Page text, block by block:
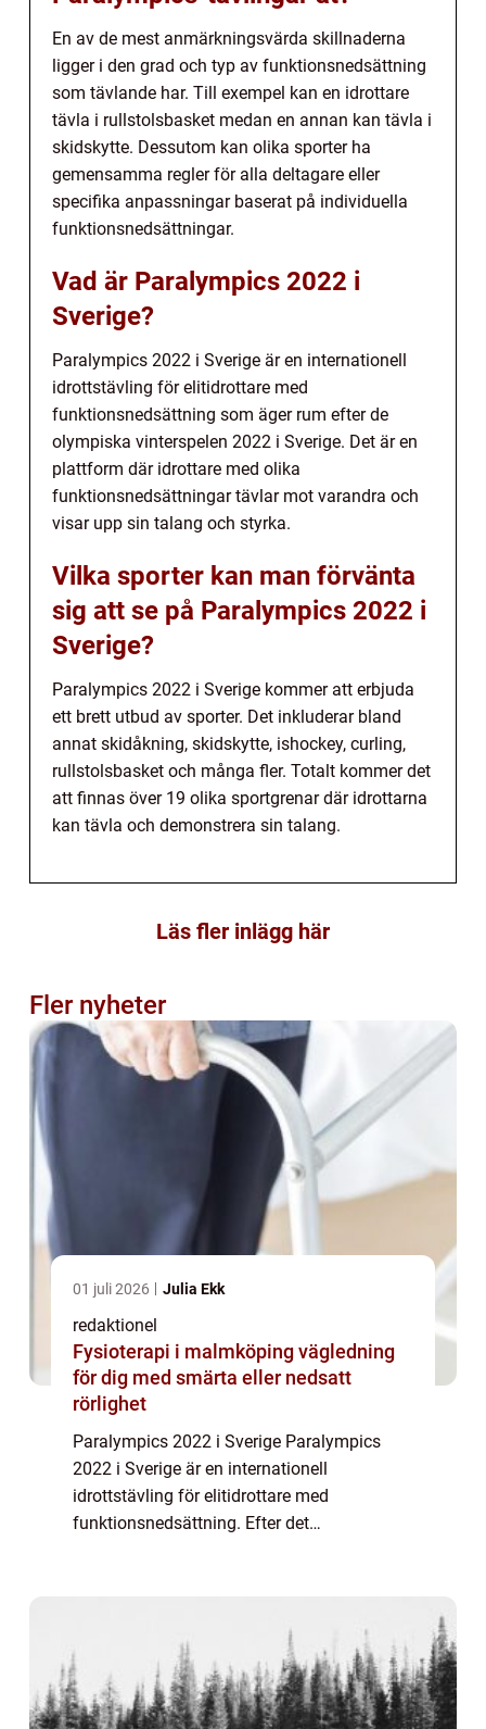
En av de mest anmärkningsvärda skillnaderna
ligger i den grad och typ av funktionsnedsättning
som tävlande har. Till exempel kan en idrottare
tävla i rullstolsbasket medan en annan kan tävla i
skidskytte. Dessutom kan olika sporter ha
gemensamma regler för alla deltagare eller
specifika anpassningar baserat på individuella
funktionsnedsättningar.
Vad är Paralympics 2022 i
Sverige?
Paralympics 2022 i Sverige är en internationell
idrottstävling för elitidrottare med
funktionsnedsättning som äger rum efter de
olympiska vinterspelen 2022 i Sverige. Det är en
plattform där idrottare med olika
funktionsnedsättningar tävlar mot varandra och
visar upp sin talang och styrka.
Vilka sporter kan man förvänta
sig att se på Paralympics 2022 i
Sverige?
Paralympics 2022 i Sverige kommer att erbjuda
ett brett utbud av sporter. Det inkluderar bland
annat skidåkning, skidskytte, ishockey, curling,
rullstolsbasket och många fler. Totalt kommer det
att finnas över 19 olika sportgrenar där idrottarna
kan tävla och demonstrera sin talang.
Läs fler inlägg här
Fler nyheter
01 juli 2026 Julia Ekk
redaktionel
Fysioterapi i malmköping vägledning
för dig med smärta eller nedsatt
rörlighet
Paralympics 2022 i Sverige Paralympics
2022 i Sverige är en internationell
idrottstävling för elitidrottare med
funktionsnedsättning. Efter det